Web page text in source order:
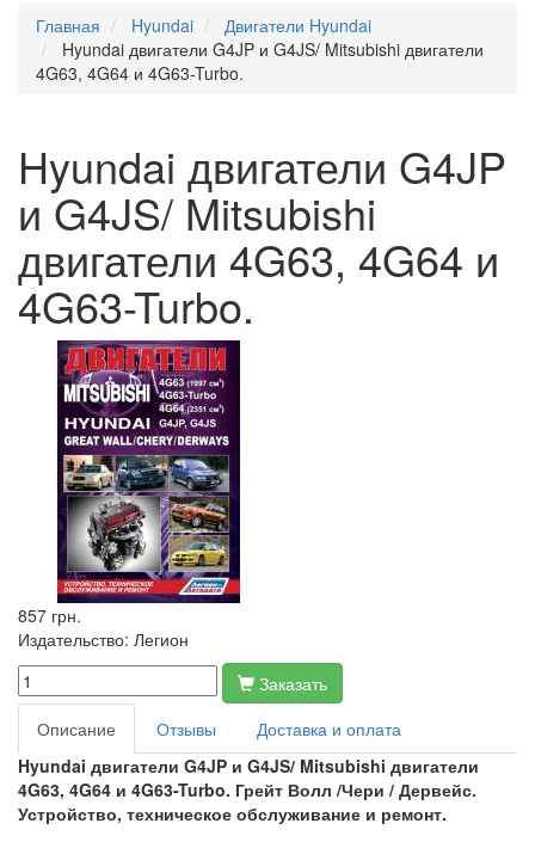
Главная Hyundai
Двигатели Hyundai
Hyundai двигатели G4JP и G4JS/ Mitsubishi двигатели
4G63, 4G64 и 4G63-Turbo.
Hyundai двигатели G4JP
и G4JS/ Mitsubishi
двигатели 4G63, 4G64 и
4G63-Turbo.
857 грн.
Издательство: Легион
Заказать
Описание
Отзывы
Доставка и оплата
Hyundai двигатели G4JP и G4JS/ Mitsubishi двигатели
4G63, 4G64 и 4G63-Turbo. Грейт Волл /Чери / Дервейс.
Устройство, техническое обслуживание и ремонт.